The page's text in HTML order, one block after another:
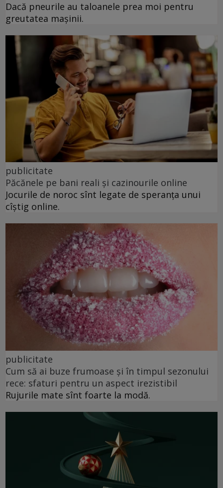
Dacă pneurile au taloanele prea moi pentru
greutatea mașinii.
publicitate
Păcănele pe bani reali și cazinourile online
Jocurile de noroc sînt legate de speranța unui
cîștig online.
publicitate
Cum să ai buze frumoase şi în timpul sezonului
rece: sfaturi pentru un aspect irezistibil
Rujurile mate sînt foarte la modă.